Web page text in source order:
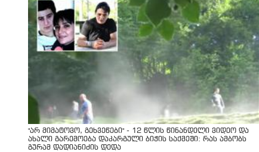
"არ მიმატოვო, გეხვეწები" - 12 წლის წინანდელი ვიდეო და
ახალი გარემოება დაკარგული ბიჭის საქმეში: რას ამბობს
გურამ დადიანიძის დედა